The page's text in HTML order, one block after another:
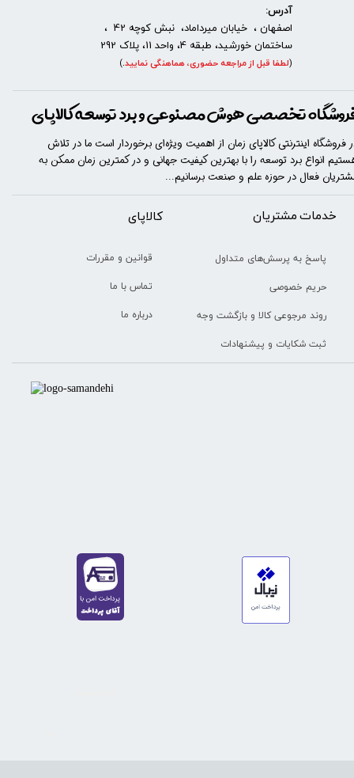
خدمات مشتریان
پاسخ به پرسش‌های متداول
حریم خصوصی
روند مرجوعی کالا و بازگشت وجه
ثبت شکایات و پیشنهادات
​​کالاپای
قوانین و مقررات
تماس با ما
درباره ما
تخصصی هوش مصنوعی و برد توسعه کالاپای
فروشگاه اینترنتی کالاپای زمان از اهمیت ویژه‌ای برخوردار است ما در تلاش
انواع برد توسعه را با​​​ بهترین کیفیت جهانی و در کمترین زمان ممکن به
فعال در حوزه علم و صنعت برسانیم...
آدرس:
اصفهان ، خیابان میرداماد، نبش کوچه 42 ،
ساختمان خورشید، طبقه 4، واحد 11، پلاک 292
(لطفا قبل از مراجعه حضوری، هماهنگی نمایید.
)